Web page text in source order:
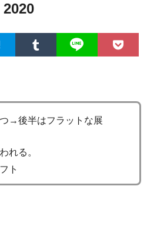
→後半はフラットな展
れる。
ト